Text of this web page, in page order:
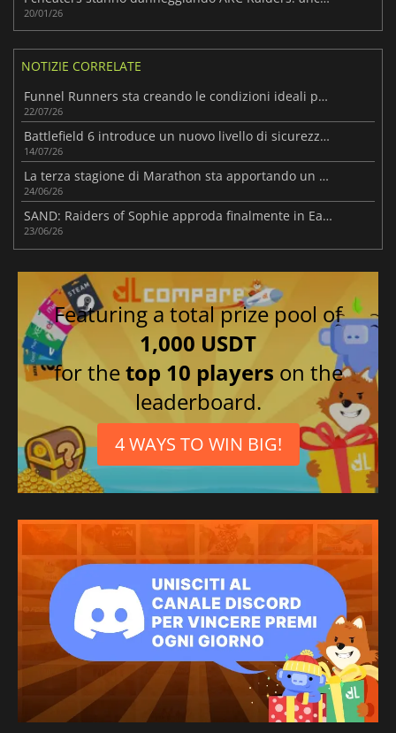
20/01/26
NOTIZIE CORRELATE
Funnel Runners sta creando le condizioni ideali per il successo
22/07/26
Battlefield 6 introduce un nuovo livello di sicurezza per contrastare i cheater su PC
14/07/26
La terza stagione di Marathon sta apportando un notevole miglioramento a Perimeter
24/06/26
SAND: Raiders of Sophie approda finalmente in Early Access
23/06/26
Featuring a total prize pool of
1,000 USDT
for thetop 10 players on the
leaderboard.
4 WAYS TO WIN BIG!